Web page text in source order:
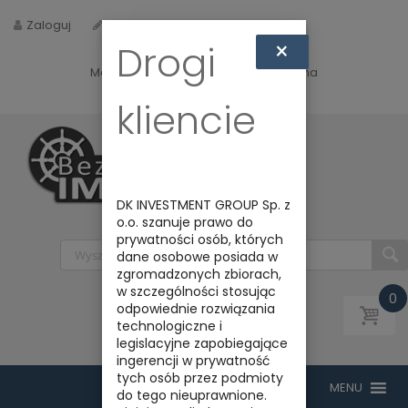
Zaloguj Zarejestruj
Masz jakieś pytania? Napisz do nas na
biuro@bezpiecznyimport.pl
0
Drogi
kliencie
×
DK INVESTMENT GROUP Sp. z
o.o. szanuje prawo do
prywatności osób, których
dane osobowe posiada w
zgromadzonych zbiorach,
w szczególności stosując
odpowiednie rozwiązania
technologiczne i
legislacyjne zapobiegające
ingerencji w prywatność
tych osób przez podmioty
do tego nieuprawnione.